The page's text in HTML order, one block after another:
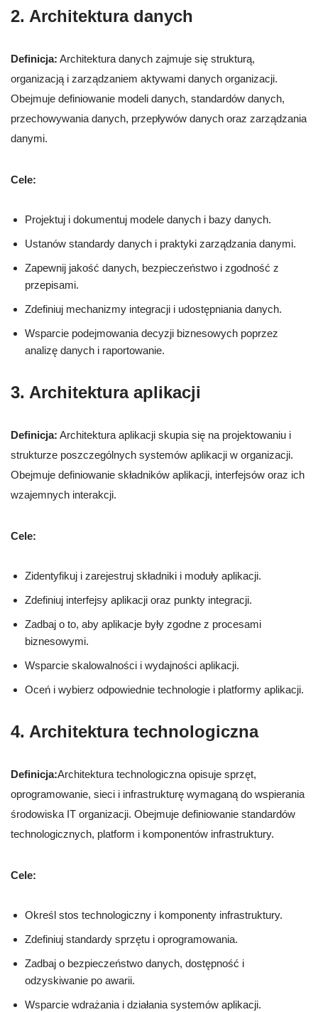
2. Architektura danych
Definicja: Architektura danych zajmuje się strukturą,
organizacją i zarządzaniem aktywami danych organizacji.
Obejmuje definiowanie modeli danych, standardów danych,
przechowywania danych, przepływów danych oraz zarządzania
danymi.
Cele:
Projektuj i dokumentuj modele danych i bazy danych.
Ustanów standardy danych i praktyki zarządzania danymi.
Zapewnij jakość danych, bezpieczeństwo i zgodność z
przepisami.
Zdefiniuj mechanizmy integracji i udostępniania danych.
Wsparcie podejmowania decyzji biznesowych poprzez
analizę danych i raportowanie.
3. Architektura aplikacji
Definicja: Architektura aplikacji skupia się na projektowaniu i
strukturze poszczególnych systemów aplikacji w organizacji.
Obejmuje definiowanie składników aplikacji, interfejsów oraz ich
wzajemnych interakcji.
Cele:
Zidentyfikuj i zarejestruj składniki i moduły aplikacji.
Zdefiniuj interfejsy aplikacji oraz punkty integracji.
Zadbaj o to, aby aplikacje były zgodne z procesami
biznesowymi.
Wsparcie skalowalności i wydajności aplikacji.
Oceń i wybierz odpowiednie technologie i platformy aplikacji.
4. Architektura technologiczna
Definicja:Architektura technologiczna opisuje sprzęt,
oprogramowanie, sieci i infrastrukturę wymaganą do wspierania
środowiska IT organizacji. Obejmuje definiowanie standardów
technologicznych, platform i komponentów infrastruktury.
Cele:
Określ stos technologiczny i komponenty infrastruktury.
Zdefiniuj standardy sprzętu i oprogramowania.
Zadbaj o bezpieczeństwo danych, dostępność i
odzyskiwanie po awarii.
Wsparcie wdrażania i działania systemów aplikacji.